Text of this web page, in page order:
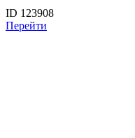
ID 123908
Перейти